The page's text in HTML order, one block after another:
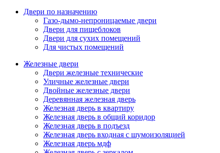
Двери по назначению
Газо-дымо-непроницаемые двери
Двери для пищеблоков
Двери для сухих помещений
Для чистых помещений
Железные двери
Двери железные технические
Уличные железные двери
Двойные железные двери
Деревянная железная дверь
Железная дверь в квартиру
Железная дверь в общий коридор
Железная дверь в подъезд
Железная дверь входная с шумоизоляцией
Железная дверь мдф